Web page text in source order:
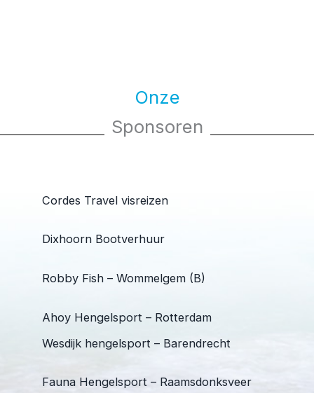
Onze
Sponsoren
Cordes Travel visreizen
Dixhoorn Bootverhuur
Robby Fish – Wommelgem (B)
Ahoy Hengelsport – Rotterdam
Wesdijk hengelsport – Barendrecht
Fauna Hengelsport – Raamsdonksveer